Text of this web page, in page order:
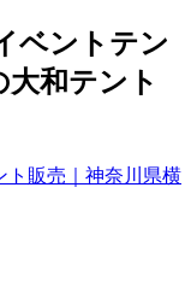
ベントテン
大和テント